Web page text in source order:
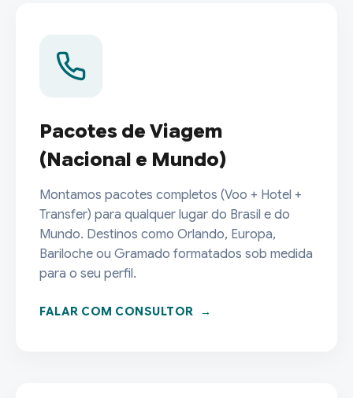
Pacotes de Viagem
(Nacional e Mundo)
Montamos pacotes completos (Voo + Hotel +
Transfer) para qualquer lugar do Brasil e do
Mundo. Destinos como Orlando, Europa,
Bariloche ou Gramado formatados sob medida
para o seu perfil.
FALAR COM CONSULTOR